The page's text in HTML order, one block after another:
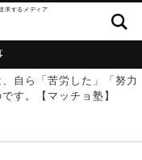
求するメディア
自ら「苦労した」「努力
す。【マッチョ塾】